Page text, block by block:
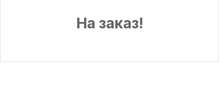
На заказ!